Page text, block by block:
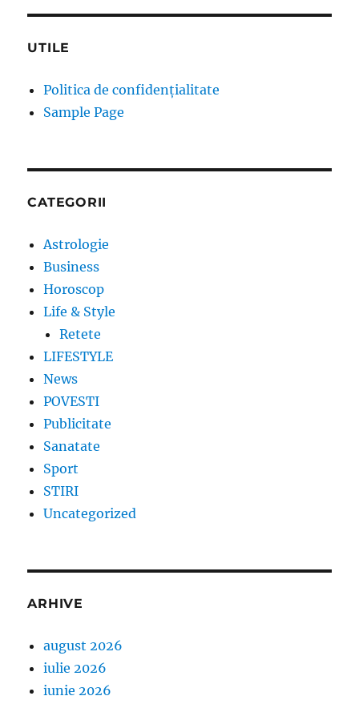
UTILE
Politica de confidențialitate
Sample Page
CATEGORII
Astrologie
Business
Horoscop
Life & Style
Retete
LIFESTYLE
News
POVESTI
Publicitate
Sanatate
Sport
STIRI
Uncategorized
ARHIVE
august 2026
iulie 2026
iunie 2026